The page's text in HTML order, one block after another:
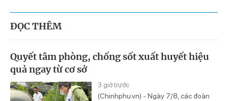
ĐỌC THÊM
Quyết tâm phòng, chống sốt xuất huyết hiệu
quả ngay từ cơ sở
3 giờ trước
(Chinhphu.vn) - Ngày 7/8, các đoàn